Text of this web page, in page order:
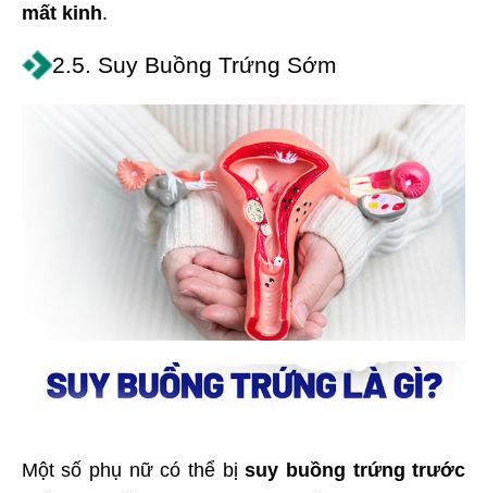
mất kinh.
2.5. Suy Buồng Trứng Sớm
Một số phụ nữ có thể bịsuy buồng trứng trước